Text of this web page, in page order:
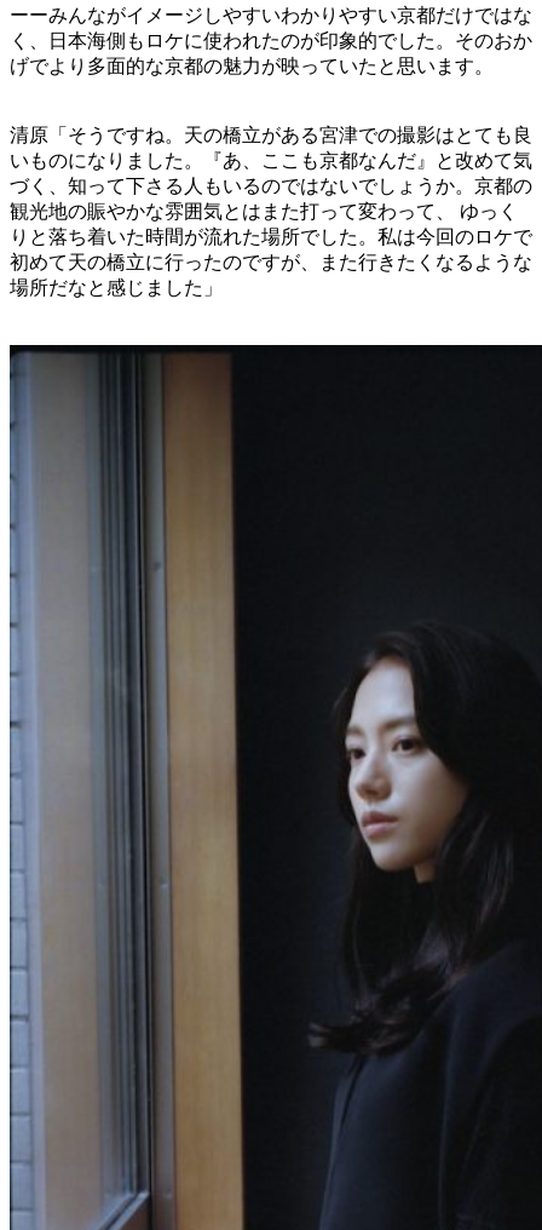
ーーみんながイメージしやすいわかりやすい京都だけではな
く、日本海側もロケに使われたのが印象的でした。そのおか
げでより多面的な京都の魅力が映っていたと思います。
清原「そうですね。天の橋立がある宮津での撮影はとても良
いものになりました。『あ、ここも京都なんだ』と改めて気
づく、知って下さる人もいるのではないでしょうか。京都の
観光地の賑やかな雰囲気とはまた打って変わって、 ゆっく
りと落ち着いた時間が流れた場所でした。私は今回のロケで
初めて天の橋立に行ったのですが、また行きたくなるような
場所だなと感じました」